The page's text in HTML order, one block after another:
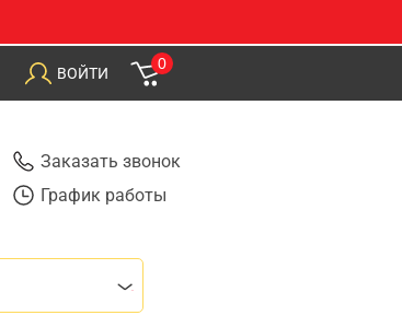
ВОЙТИ
0
Заказать звонок
График работы